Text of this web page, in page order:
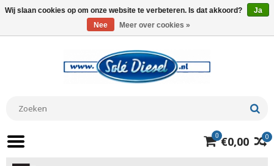
0
0 €0,00
Wij slaan cookies op om onze website te verbeteren. Is dat akkoord?
Ja
Nee
Meer over cookies »